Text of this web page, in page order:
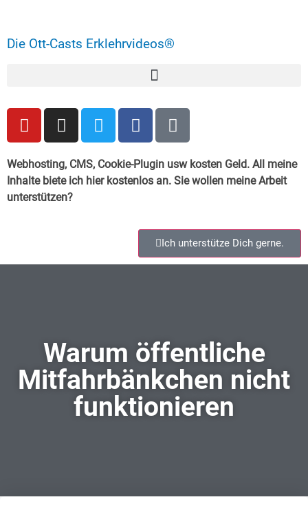
Die Ott-Casts Erklehrvideos®
Webhosting, CMS, Cookie-Plugin usw kosten Geld. All meine
Inhalte biete ich hier kostenlos an. Sie wollen meine Arbeit
unterstützen?
Ich unterstütze Dich gerne.
Warum öffentliche
Mitfahrbänkchen nicht
funktionieren